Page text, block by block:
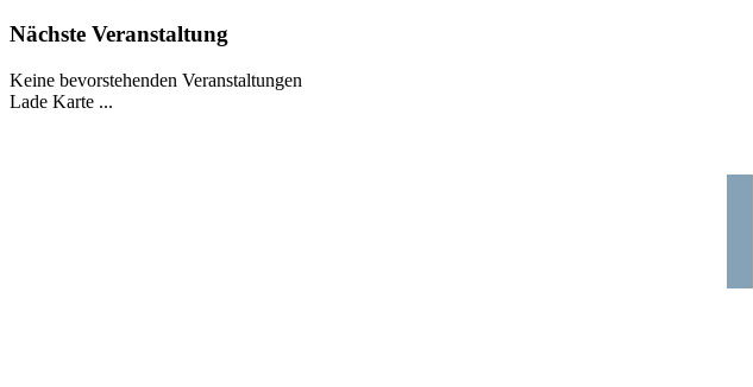
Nächste Veranstaltung
Keine bevorstehenden Veranstaltungen
Lade Karte ...